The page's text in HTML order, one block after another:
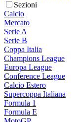
Sezioni
Calcio
Mercato
Serie A
Serie B
Coppa Italia
Champions League
Europa League
Conference League
Calcio Estero
Supercoppa Italiana
Formula 1
Formula E